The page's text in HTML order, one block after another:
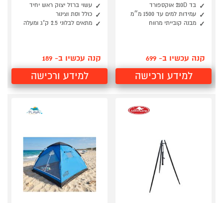
בד 210D אוקספורד
עמידות למים עד 1500 מ״מ
מבנה קובייתי מרווח
קנה עכשיו ב- 699
למידע ורכישה
עשוי ברזל יצוק ראש יחיד
כולל וסת וצינור
מתאים לבלוני 2.5 ק"ג ומעלה
קנה עכשיו ב- 189
למידע ורכישה